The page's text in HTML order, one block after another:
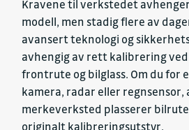
Kravene til verkstedet
modell, men stadig flere av
avansert teknologi og
avhengig av rett kalibrering
frontrute og bilglass. Om du for
kamera, radar eller
merkeverksted plasserer
originalt kalibreringsutstyr.